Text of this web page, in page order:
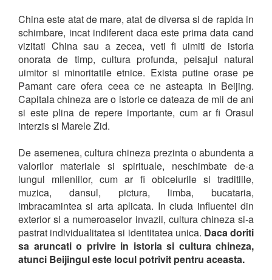
China este atat de mare, atat de diversa si de rapida in
schimbare, incat indiferent daca este prima data cand
vizitati China sau a zecea, veti fi uimiti de istoria
onorata de timp, cultura profunda, peisajul natural
uimitor si minoritatile etnice. Exista putine orase pe
Pamant care ofera ceea ce ne asteapta in Beijing.
Capitala chineza are o istorie ce dateaza de mii de ani
si este plina de repere importante, cum ar fi Orasul
interzis si Marele Zid.
De asemenea, cultura chineza prezinta o abundenta a
valorilor materiale si spirituale, neschimbate de-a
lungul mileniilor, cum ar fi obiceiurile si traditiile,
muzica, dansul, pictura, limba, bucataria,
imbracamintea si arta aplicata. In ciuda influentei din
exterior si a numeroaselor invazii, cultura chineza si-a
pastrat individualitatea si identitatea unica. Daca doriti
sa aruncati o privire in istoria si cultura chineza,
atunci Beijingul este locul potrivit pentru aceasta.